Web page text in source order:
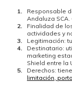
Responsable
Andaluza SCA.
Finalidad de
actividades y
Legitimación:
Destinatario:
marketing
Shield entre la
Derechos:
limitación,